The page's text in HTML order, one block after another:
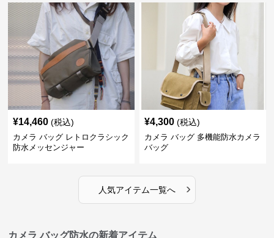
¥14,460 (税込)
カメラ バッグ レトロクラシック
防水メッセンジャー
¥4,300 (税込)
カメラ バッグ 多機能防水カメラ
バッグ
人気アイテム一覧へ ›
カメラ バッグ防水の新着アイテム